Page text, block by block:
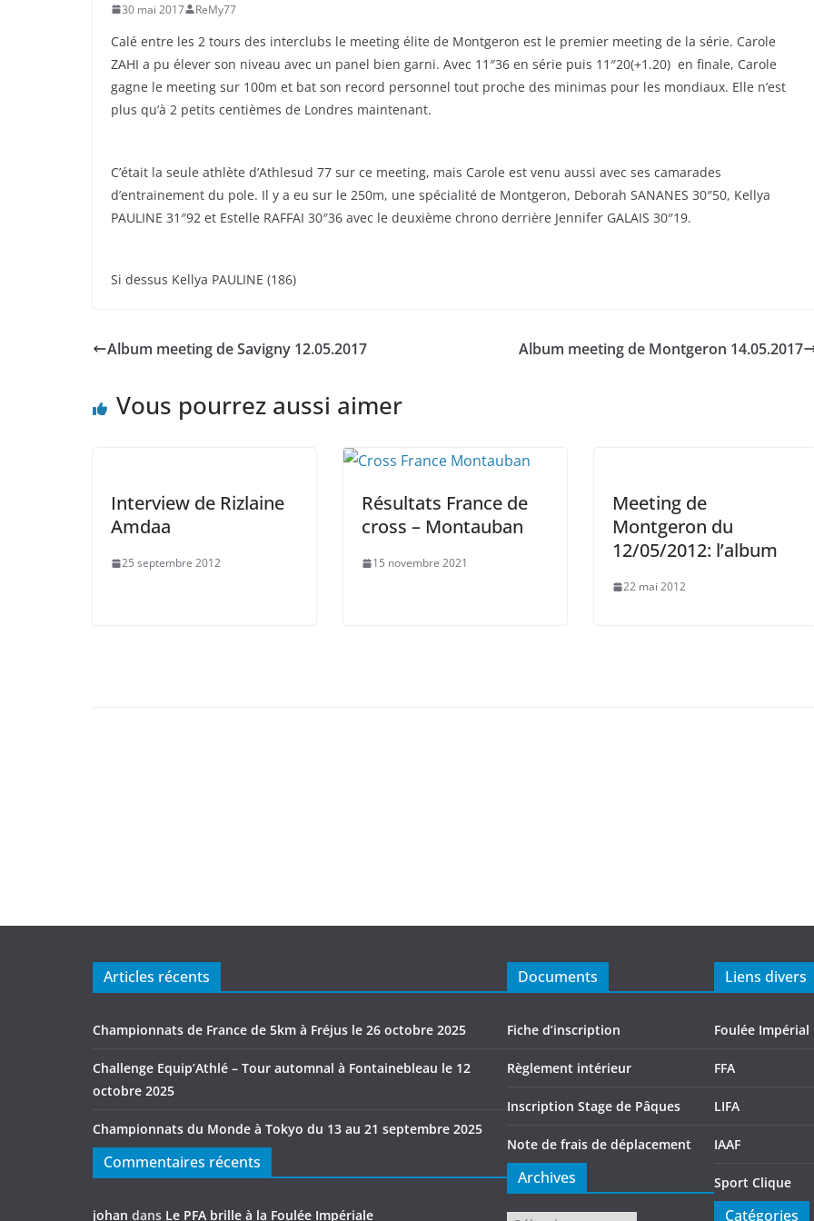
30 mai 2017 ReMy77
Calé entre les 2 tours des interclubs le meeting élite de Montgeron est le premier meeting de la série. Carole
ZAHI a pu élever son niveau avec un panel bien garni. Avec 11″36 en série puis 11″20(+1.20) en finale, Carole
gagne le meeting sur 100m et bat son record personnel tout proche des minimas pour les mondiaux. Elle n’est
plus qu’à 2 petits centièmes de Londres maintenant.
C’était la seule athlète d’Athlesud 77 sur ce meeting, mais Carole est venu aussi avec ses camarades
d’entrainement du pole. Il y a eu sur le 250m, une spécialité de Montgeron, Deborah SANANES 30″50, Kellya
PAULINE 31″92 et Estelle RAFFAI 30″36 avec le deuxième chrono derrière Jennifer GALAIS 30″19.
Si dessus Kellya PAULINE (186)
Album meeting de Savigny 12.05.2017 Album meeting de Montgeron 14.05.2017
Vous pourrez aussi aimer
Interview de Rizlaine
Amdaa
25 septembre 2012
Résultats France de
cross – Montauban
15 novembre 2021
Meeting de
Montgeron du
12/05/2012: l’album
22 mai 2012
Articles récents
Championnats de France de 5km à Fréjus le 26 octobre 2025
Challenge Equip’Athlé – Tour automnal à Fontainebleau le 12
octobre 2025
Championnats du Monde à Tokyo du 13 au 21 septembre 2025
Commentaires récents
johan dans Le PFA brille à la Foulée Impériale
Documents
Fiche d’inscription
Règlement intérieur
Inscription Stage de Pâques
Note de frais de déplacement
Archives
Liens divers
Foulée
FFA
LIFA
IAAF
Sport Clique
Catégories